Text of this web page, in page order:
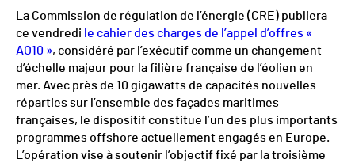
La Commission de régulation de l’énergie (CRE) publiera
ce vendredi le cahier des charges de l’appel d’offres «
AO10 », considéré par l’exécutif comme un changement
d’échelle majeur pour la filière française de l’éolien en
mer. Avec près de 10 gigawatts de capacités nouvelles
réparties sur l’ensemble des façades maritimes
françaises, le dispositif constitue l’un des plus importants
programmes offshore actuellement engagés en Europe.
L’opération vise à soutenir l’objectif fixé par la troisième